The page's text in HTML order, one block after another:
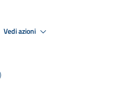
Vedi azioni